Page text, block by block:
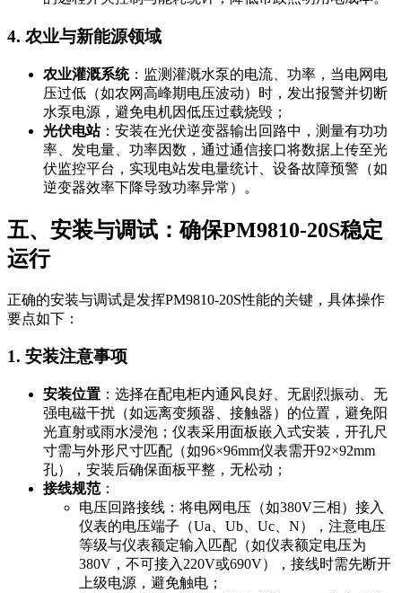
4. 农业与新能源领域
农业灌溉系统：监测灌溉水泵的电流、功率，当电网电
压过低（如农网高峰期电压波动）时，发出报警并切断
水泵电源，避免电机因低压过载烧毁；
光伏电站：安装在光伏逆变器输出回路中，测量有功功
率、发电量、功率因数，通过通信接口将数据上传至光
伏监控平台，实现电站发电量统计、设备故障预警（如
逆变器效率下降导致功率异常）。
五、安装与调试：确保PM9810-20S稳定
运行
正确的安装与调试是发挥PM9810-20S性能的关键，具体操作
要点如下：
1. 安装注意事项
安装位置 ：选择在配电柜内通风良好、无剧烈振动、无
强电磁干扰（如远离变频器、接触器）的位置，避免阳
光直射或雨水浸泡；仪表采用面板嵌入式安装，开孔尺
寸需与外形尺寸匹配（如96×96mm仪表需开92×92mm
孔），安装后确保面板平整，无松动；
接线规范：
电压回路接线：将电网电压（如380V三相）接入
仪表的电压端子（Ua、Ub、Uc、N），注意电压
等级与仪表额定输入匹配（如仪表额定电压为
380V，不可接入220V或690V），接线时需先断开
上级电源，避免触电；